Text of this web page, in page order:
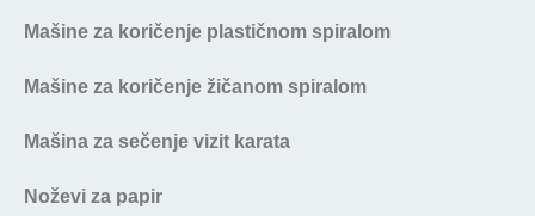
Mašine za koričenje plastičnom spiralom
Mašine za koričenje žičanom spiralom
Mašina za sečenje vizit karata
Noževi za papir